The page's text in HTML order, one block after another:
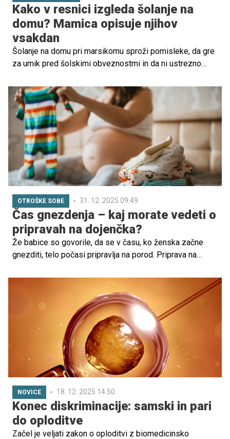
Kako v resnici izgleda šolanje na
domu? Mamica opisuje njihov
vsakdan
Šolanje na domu pri marsikomu sproži pomisleke, da gre
za umik pred šolskimi obveznostmi in da ni ustrezno
družine, pri katerih poteka z veliko dela, učenja,
odgovornosti in izpitov. Svojo izkušnjo je delila mamica,
ki otroke šola na domu.
OTROŠKE SOBE 31. 12. 2025 09.49
Čas gnezdenja – kaj morate vedeti o
pripravah na dojenčka?
Že babice so govorile, da se v času, ko ženska začne
gnezditi, telo počasi pripravlja na porod. Priprava na
Dobro zasnovana otroška sobica ali kotiček za dojenčka
pa ne zagotavljata le varnega in udobnega prostora za
novega družinskega člana, temveč tudi pomagata
ustvariti negovalno okolje, ki spodbuja njegovo rast in
razvoj. A kako se lotiti priprav? Za vas imamo nekaj
uporabnih nasvetov.
NOVICE 18. 12. 2025 14.50
Konec diskriminacije: samski in pari
do oploditve
Začel je veljati zakon o oploditvi z biomedicinsko